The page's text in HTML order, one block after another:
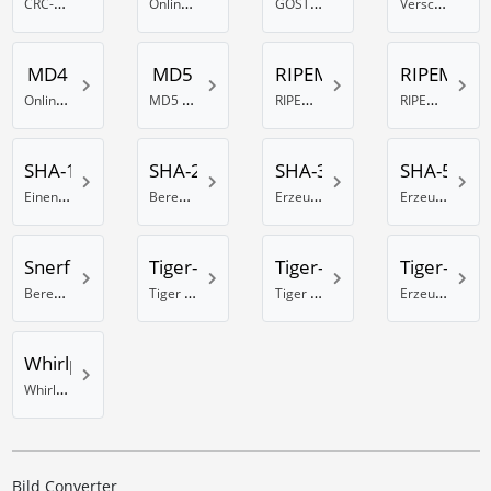
MD4
Online MD4 Generator
MD5
MD5 Hash Generator
RIPEMD-128
RIPEMD 128 Bit Hash erzeugen
RIPEMD-
RIPEMD-160 Hash Berechnung
SHA-1
Einen SHA-1 Hash generieren
SHA-256
Berechnung eines SHA-Hash mit 256 Bit
SHA-384
Erzeuge einen SHA Hash mit 384 Bits
SHA-512
Erzeuge einen SHA Hash mit 512 Bits
Snerfu
Berechnung eines Snefru Hash
Tiger-128
Tiger Hash Rechner mit 128 Bit
Tiger-160
Tiger 160 Bit Hash Rechner
Tiger-192
Erzeuge einen Tiger Hash mit 192 Bits
Whirlpool
Whirlpool online Hash Generator
Bild Converter